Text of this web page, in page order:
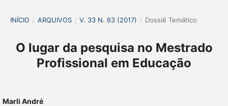
INÍCIO / ARQUIVOS / V. 33 N. 63 (2017) / Dossiê Temático
O lugar da pesquisa no Mestrado
Profissional em Educação
Marli André